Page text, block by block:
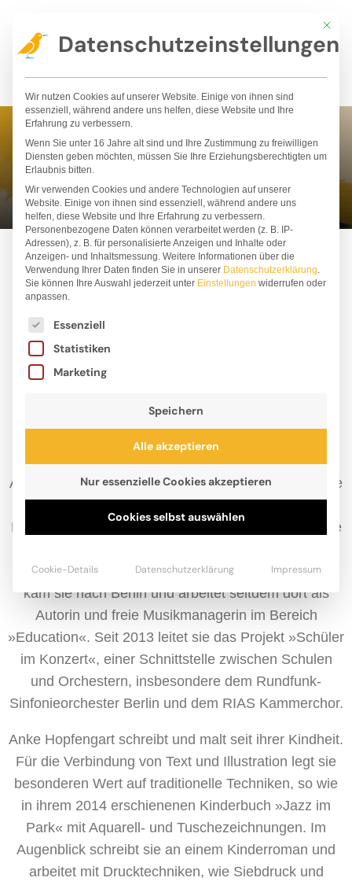
Inhalt
springen
Anke Hopfengart
Anke Hopfengart, 1969 in Koblenz geboren, studierte
Philosophie. Nach dem Studium war sie einige Jahre
Pressearchiv, dann beim Kinderfunk LILIPUZ. 1999
kam sie nach Berlin und arbeitet seitdem dort als
Autorin und freie Musikmanagerin im Bereich
»Education«. Seit 2013 leitet sie das Projekt »Schüler
im Konzert«, einer Schnittstelle zwischen Schulen
und Orchestern, insbesondere dem Rundfunk-
Sinfonieorchester Berlin und dem RIAS Kammerchor.
Anke Hopfengart schreibt und malt seit ihrer Kindheit.
Für die Verbindung von Text und Illustration legt sie
besonderen Wert auf traditionelle Techniken, so wie
in ihrem 2014 erschienenen Kinderbuch »Jazz im
Park« mit Aquarell- und Tuschezeichnungen. Im
Augenblick schreibt sie an einem Kinderroman und
arbeitet mit Drucktechniken, wie Siebdruck und
Mit
Datenschutzeinstellungen
Wir nutzen Cookies auf unserer Website. Einige von ihnen sind
essenziell, während andere uns helfen, diese Website und Ihre
Erfahrung zu verbessern.
Wenn Sie unter 16 Jahre alt sind und Ihre Zustimmung zu freiwilligen
Diensten geben möchten, müssen Sie Ihre Erziehungsberechtigten um
Erlaubnis bitten.
Wir verwenden Cookies und andere Technologien auf unserer
Website. Einige von ihnen sind essenziell, während andere uns
helfen, diese Website und Ihre Erfahrung zu verbessern.
Personenbezogene Daten können verarbeitet werden (z. B. IP-
Adressen), z. B. für personalisierte Anzeigen und Inhalte oder
Anzeigen- und Inhaltsmessung. Weitere Informationen über die
Verwendung Ihrer Daten finden Sie in unserer Datenschutzerklärung.
Sie können Ihre Auswahl jederzeit unter Einstellungen widerrufen oder
anpassen.
Es folgt eine Liste der Service-Gruppen, für die
Essenziell
Statistiken
Marketing
Speichern
Alle akzeptieren
Nur essenzielle Cookies akzeptieren
Cookies selbst auswählen
Cookie-Details Datenschutzerklärung Impressum